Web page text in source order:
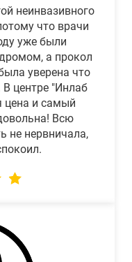
неинвазивного
что врачи
уже были
а прокол
уверена что
центре "Инлаб
цена и самый
Всю
не нервничала,